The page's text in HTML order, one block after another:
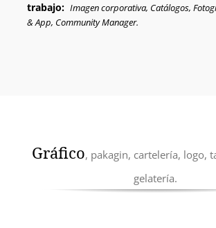
trabajo: Imagen corporativa, Catálogos,
& App, Community Manager.
Gráfico, pakagin, cartelería, logo,
gelatería.